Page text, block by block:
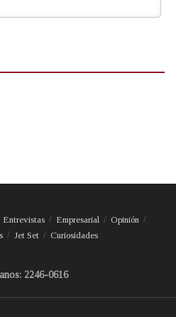
Entrevistas Empresarial
Opinión
Jet Set Curiosidades
2246-0616